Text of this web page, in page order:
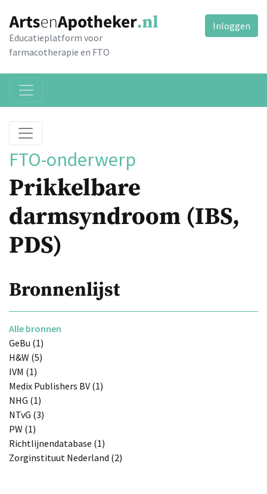
Educatieplatform voor
farmacotherapie en FTO
Inloggen
FTO-onderwerp
Prikkelbare
darmsyndroom (IBS,
PDS)
Bronnenlijst
Alle bronnen
GeBu (1)
H&W (5)
IVM (1)
Medix Publishers BV (1)
NHG (1)
NTvG (3)
PW (1)
Richtlijnendatabase (1)
Zorginstituut Nederland (2)